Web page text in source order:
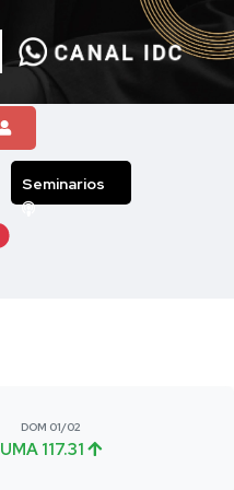
Seminarios
DOM 01/02
UMA 117.31